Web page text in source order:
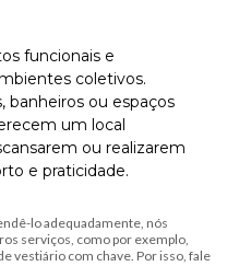
funcionais e
coletivos.
banheiros ou espaços
um local
ou realizarem
e praticidade.
lo adequadamente, nós
serviços, como por exemplo,
vestiário com chave. Por isso, fale